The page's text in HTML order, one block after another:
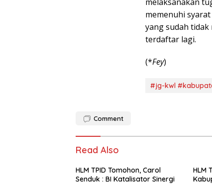
memenuhi
yang sudah
terdaftar lagi.
(*Fey)
#jg-kwl
Comment
Read Also
HLM TPID Tomohon, Carol
Senduk : BI Katalisator Sinergi
HLM